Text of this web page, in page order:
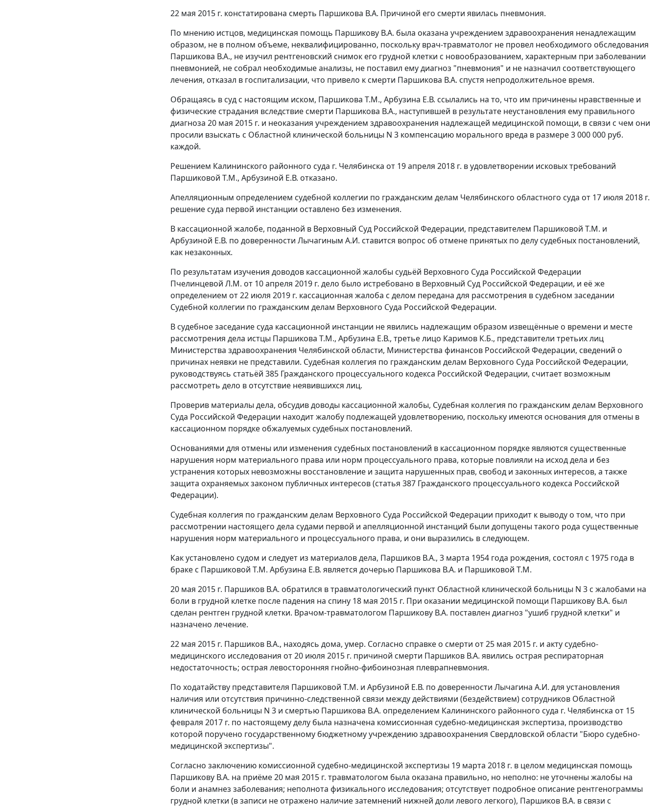
22 мая 2015 г. констатирована смерть Паршикова В.А. Причиной его смерти явилась пневмония.
По мнению истцов, медицинская помощь Паршикову В.А. была оказана учреждением здравоохранения ненадлежащим
образом, не в полном объеме, неквалифицированно, поскольку врач-травматолог не провел необходимого обследования
Паршикова В.А., не изучил рентгеновский снимок его грудной клетки с новообразованием, характерным при заболевании
пневмонией, не собрал необходимые анализы, не поставил ему диагноз "пневмония" и не назначил соответствующего
лечения, отказал в госпитализации, что привело к смерти Паршикова В.А. спустя непродолжительное время.
Обращаясь в суд с настоящим иском, Паршикова Т.М., Арбузина Е.В. ссылались на то, что им причинены нравственные и
физические страдания вследствие смерти Паршикова В.А., наступившей в результате неустановления ему правильного
диагноза 20 мая 2015 г. и неоказания учреждением здравоохранения надлежащей медицинской помощи, в связи с чем они
просили взыскать с Областной клинической больницы N 3 компенсацию морального вреда в размере 3 000 000 руб.
каждой.
Решением Калининского районного суда г. Челябинска от 19 апреля 2018 г. в удовлетворении исковых требований
Паршиковой Т.М., Арбузиной Е.В. отказано.
Апелляционным определением судебной коллегии по гражданским делам Челябинского областного суда от 17 июля 2018 г.
решение суда первой инстанции оставлено без изменения.
В кассационной жалобе, поданной в Верховный Суд Российской Федерации, представителем Паршиковой Т.М. и
Арбузиной Е.В. по доверенности Лычагиным А.И. ставится вопрос об отмене принятых по делу судебных постановлений,
как незаконных.
По результатам изучения доводов кассационной жалобы судьёй Верховного Суда Российской Федерации
Пчелинцевой Л.М. от 10 апреля 2019 г. дело было истребовано в Верховный Суд Российской Федерации, и её же
определением от 22 июля 2019 г. кассационная жалоба с делом передана для рассмотрения в судебном заседании
Судебной коллегии по гражданским делам Верховного Суда Российской Федерации.
В судебное заседание суда кассационной инстанции не явились надлежащим образом извещённые о времени и месте
рассмотрения дела истцы Паршикова Т.М., Арбузина Е.В., третье лицо Каримов К.Б., представители третьих лиц
Министерства здравоохранения Челябинской области, Министерства финансов Российской Федерации, сведений о
причинах неявки не представили. Судебная коллегия по гражданским делам Верховного Суда Российской Федерации,
руководствуясь статьёй 385 Гражданского процессуального кодекса Российской Федерации, считает возможным
рассмотреть дело в отсутствие неявившихся лиц.
Проверив материалы дела, обсудив доводы кассационной жалобы, Судебная коллегия по гражданским делам Верховного
Суда Российской Федерации находит жалобу подлежащей удовлетворению, поскольку имеются основания для отмены в
кассационном порядке обжалуемых судебных постановлений.
Основаниями для отмены или изменения судебных постановлений в кассационном порядке являются существенные
нарушения норм материального права или норм процессуального права, которые повлияли на исход дела и без
устранения которых невозможны восстановление и защита нарушенных прав, свобод и законных интересов, а также
защита охраняемых законом публичных интересов (статья 387 Гражданского процессуального кодекса Российской
Федерации).
Судебная коллегия по гражданским делам Верховного Суда Российской Федерации приходит к выводу о том, что при
рассмотрении настоящего дела судами первой и апелляционной инстанций были допущены такого рода существенные
нарушения норм материального и процессуального права, и они выразились в следующем.
Как установлено судом и следует из материалов дела, Паршиков В.А., 3 марта 1954 года рождения, состоял с 1975 года в
браке с Паршиковой Т.М. Арбузина Е.В. является дочерью Паршикова В.А. и Паршиковой Т.М.
20 мая 2015 г. Паршиков В.А. обратился в травматологический пункт Областной клинической больницы N 3 с жалобами на
боли в грудной клетке после падения на спину 18 мая 2015 г. При оказании медицинской помощи Паршикову В.А. был
сделан рентген грудной клетки. Врачом-травматологом Паршикову В.А. поставлен диагноз "ушиб грудной клетки" и
назначено лечение.
22 мая 2015 г. Паршиков В.А., находясь дома, умер. Согласно справке о смерти от 25 мая 2015 г. и акту судебно-
медицинского исследования от 20 июля 2015 г. причиной смерти Паршиков В.А. явились острая респираторная
недостаточность; острая левосторонняя гнойно-фибоинозная плеврапневмония.
По ходатайству представителя Паршиковой Т.М. и Арбузиной Е.В. по доверенности Лычагина А.И. для установления
наличия или отсутствия причинно-следственной связи между действиями (бездействием) сотрудников Областной
клинической больницы N 3 и смертью Паршикова В.А. определением Калининского районного суда г. Челябинска от 15
февраля 2017 г. по настоящему делу была назначена комиссионная судебно-медицинская экспертиза, производство
которой поручено государственному бюджетному учреждению здравоохранения Свердловской области "Бюро судебно-
медицинской экспертизы".
Согласно заключению комиссионной судебно-медицинской экспертизы 19 марта 2018 г. в целом медицинская помощь
Паршикову В.А. на приёме 20 мая 2015 г. травматологом была оказана правильно, но неполно: не уточнены жалобы на
боли и анамнез заболевания; неполнота физикального исследования; отсутствует подробное описание рентгенограммы
грудной клетки (в записи не отражено наличие затемнений нижней доли левого легкого), Паршиков В.А. в связи с